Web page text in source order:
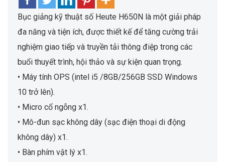
Bục giảng kỹ thuật số Heute H650N là một giải pháp
đa năng và tiện ích, được thiết kế để tăng cường trải
nghiệm giao tiếp và truyền tải thông điệp trong các
buổi thuyết trình, hội thảo và sự kiện quan trọng.
• Máy tính OPS (intel i5 /8GB/256GB SSD Windows
10 trở lên).
• Micro cổ ngỗng x1.
• Mô-đun sạc không dây (sạc điện thoại di động
không dây) x1.
• Bàn phím vật lý x1.